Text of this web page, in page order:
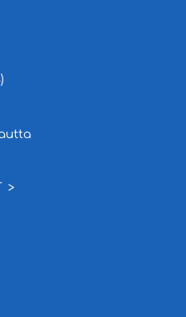
>